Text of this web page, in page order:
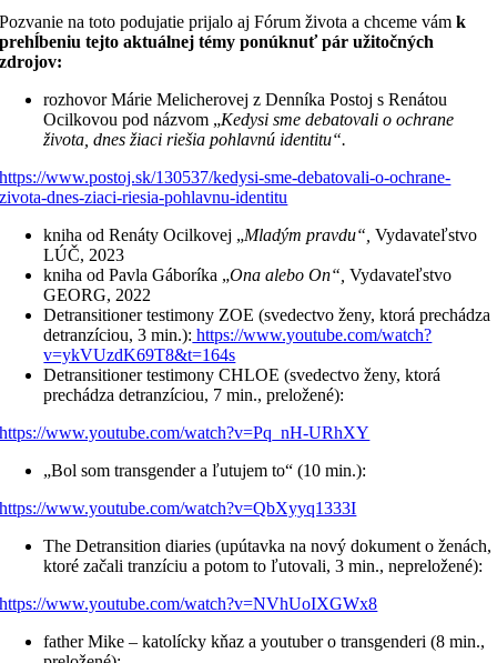
Pozvanie na toto podujatie prijalo aj Fórum života a chceme vámk
prehĺbeniu tejto aktuálnej témy ponúknuť pár užitočných
zdrojov:
rozhovor Márie Melicherovej z Denníka Postoj s Renátou
Ocilkovou pod názvom „Kedysi sme debatovali o ochrane
života, dnes žiaci riešia pohlavnú identitu“.
https://www.postoj.sk/130537/kedysi-sme-debatovali-o-ochrane-
zivota-dnes-ziaci-riesia-pohlavnu-identitu
kniha od Renáty Ocilkovej „Mladým pravdu“,Vydavateľstvo
LÚČ, 2023
kniha od Pavla Gáboríka „Ona alebo On“,Vydavateľstvo
GEORG, 2022
Detransitioner testimony ZOE (svedectvo ženy, ktorá prechádza
detranzíciou, 3 min.): https://www.youtube.com/watch?
v=ykVUzdK69T8&t=164s
Detransitioner testimony CHLOE (svedectvo ženy, ktorá
prechádza detranzíciou, 7 min., preložené):
https://www.youtube.com/watch?v=Pq_nH-URhXY
„Bol som transgender a ľutujem to“ (10 min.):
https://www.youtube.com/watch?v=QbXyyq1333I
The Detransition diaries (upútavka na nový dokument o ženách,
ktoré začali tranzíciu a potom to ľutovali, 3 min., nepreložené):
https://www.youtube.com/watch?v=NVhUoIXGWx8
father Mike – katolícky kňaz a youtuber o transgenderi (8 min.,